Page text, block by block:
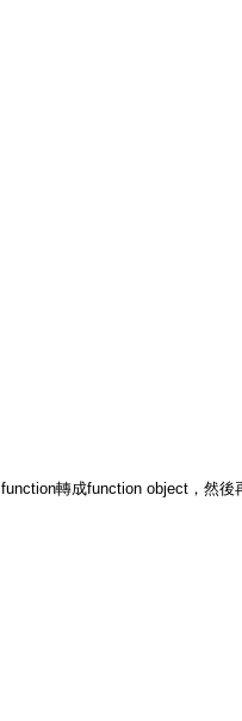
轉成function object，然後